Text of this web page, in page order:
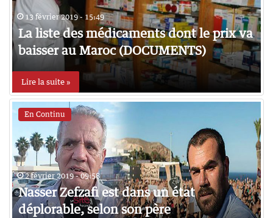
13 février 2019 - 15:49
La liste des médicaments dont le prix va
baisser au Maroc (DOCUMENTS)
Lire la suite »
En Continu
2 février 2019 - 09:58
Nasser Zefzafi est dans un état
déplorable, selon son père